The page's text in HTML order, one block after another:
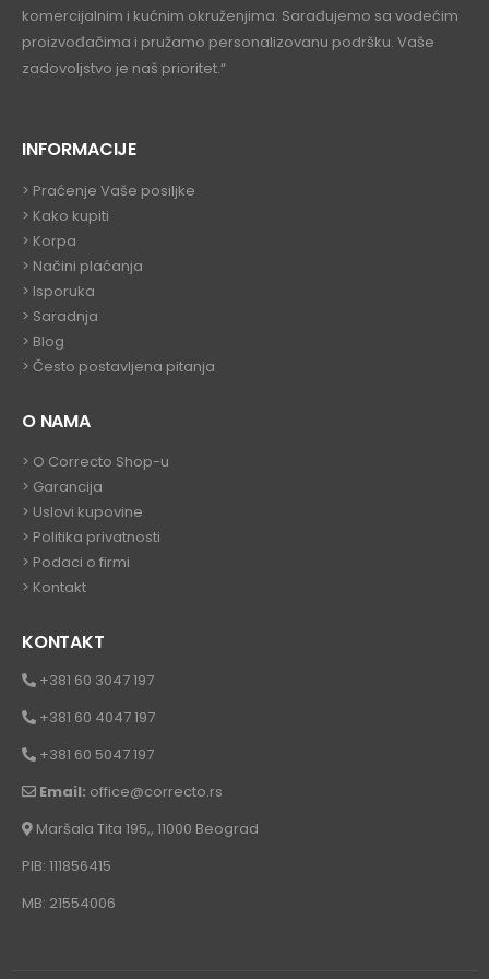
komercijalnim i kućnim okruženjima. Sarađujemo sa vodećim
proizvođačima i pružamo personalizovanu podršku. Vaše
zadovoljstvo je naš prioritet.“
INFORMACIJE
> Praćenje Vaše posiljke
> Kako kupiti
> Korpa
> Načini plaćanja
> Isporuka
> Saradnja
> Blog
> Često postavljena pitanja
O NAMA
> O Correcto Shop-u
> Garancija
> Uslovi kupovine
> Politika privatnosti
> Podaci o firmi
> Kontakt
KONTAKT
+381 60 3047 197
+381 60 4047 197
+381 60 5047 197
Email: office@correcto.rs
Maršala Tita 195,, 11000 Beograd
PIB: 111856415
MB: 21554006